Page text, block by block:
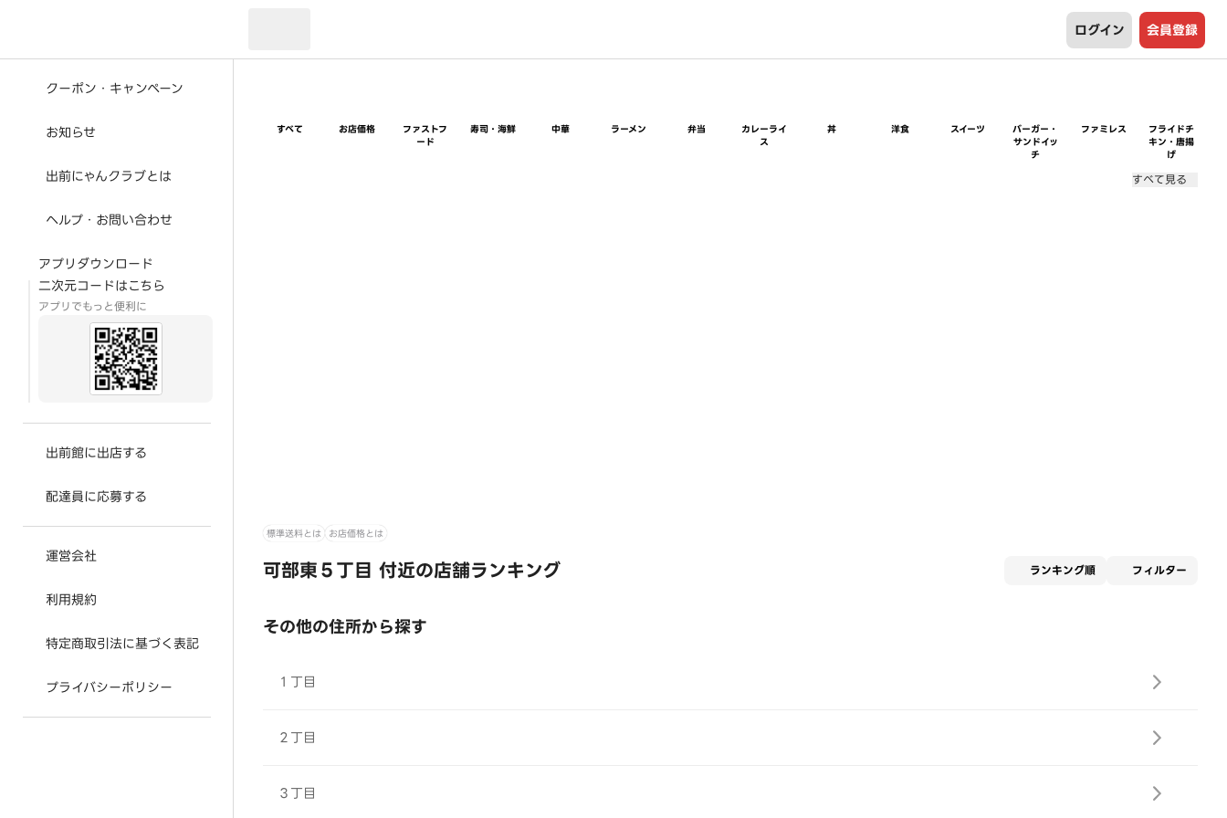
ログイン 会員登録
クーポン・キャンペーン
お知らせ
出前にゃんクラブとは
ヘルプ・お問い合わせ
アプリダウンロード
二次元コードはこちら
アプリでもっと便利に
出前館に出店する
配達員に応募する
運営会社
利用規約
特定商取引法に基づく表記
プライバシーポリシー
すべて お店価格
ファストフ
ード
寿司・海鮮 中華 ラーメン 弁当
カレーライ
ス
丼 洋食 スイーツ
バーガー・
サンドイッ
チ
ファミレス
フライドチ
キン・唐揚
げ
すべて見る
標準送料とは お店価格とは
可部東５丁目 付近の店舗ランキング ランキング順 フィルター
その他の住所から探す
１丁目
２丁目
３丁目